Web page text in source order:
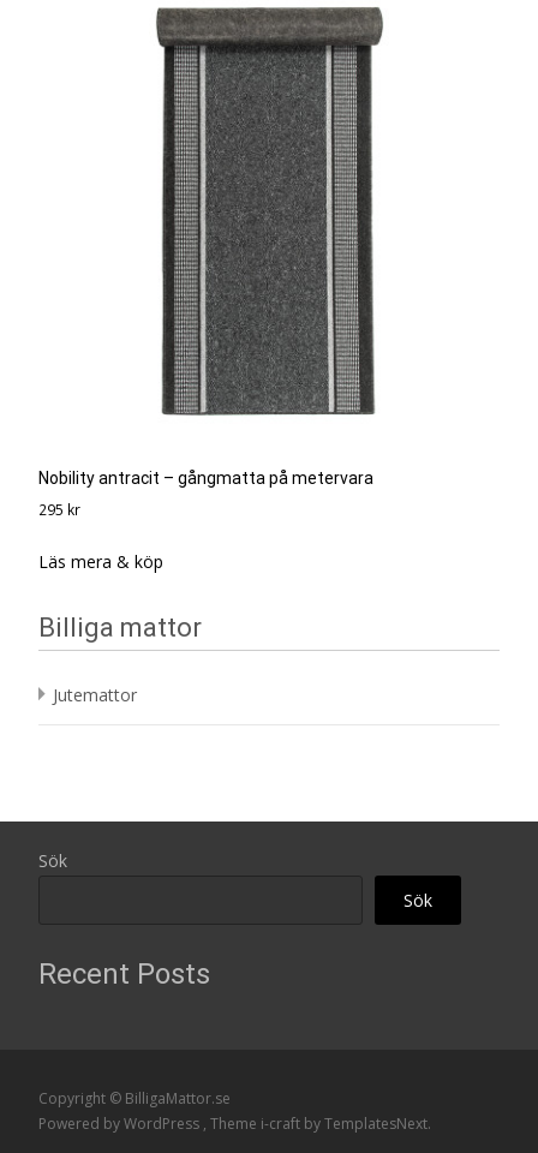
Nobility antracit – gångmatta på metervara
295 kr
Läs mera & köp
Billiga mattor
Jutemattor
Sök
Sök
Recent Posts
Copyright © BilligaMattor.se
Powered by WordPress , Theme i-craft by TemplatesNext.